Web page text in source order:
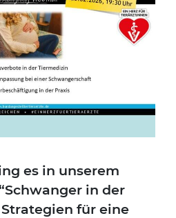
es in unse­rem
in der
für eine